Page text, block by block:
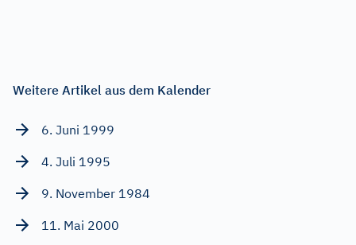
Weitere Artikel aus dem Kalender
6. Juni 1999
4. Juli 1995
9. November 1984
11. Mai 2000